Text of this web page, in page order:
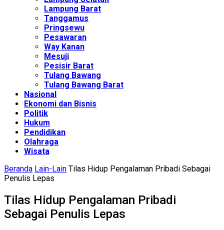
Lampung Barat
Tanggamus
Pringsewu
Pesawaran
Way Kanan
Mesuji
Pesisir Barat
Tulang Bawang
Tulang Bawang Barat
Nasional
Ekonomi dan Bisnis
Politik
Hukum
Pendidikan
Olahraga
Wisata
Beranda Lain-Lain Tilas Hidup Pengalaman Pribadi Sebagai
Penulis Lepas
Tilas Hidup Pengalaman Pribadi
Sebagai Penulis Lepas